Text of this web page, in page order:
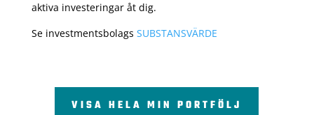
aktiva investeringar åt dig.
Se investmentsbolags SUBSTANSVÄRDE
VISA HELA MIN PORTFÖLJ